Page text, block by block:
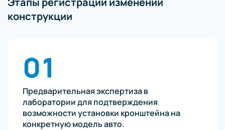
конструкции
01
Предварительная экспертиза в
лаборатории для подтверждения
возможности установки кронштейна на
конкретную модель авто.